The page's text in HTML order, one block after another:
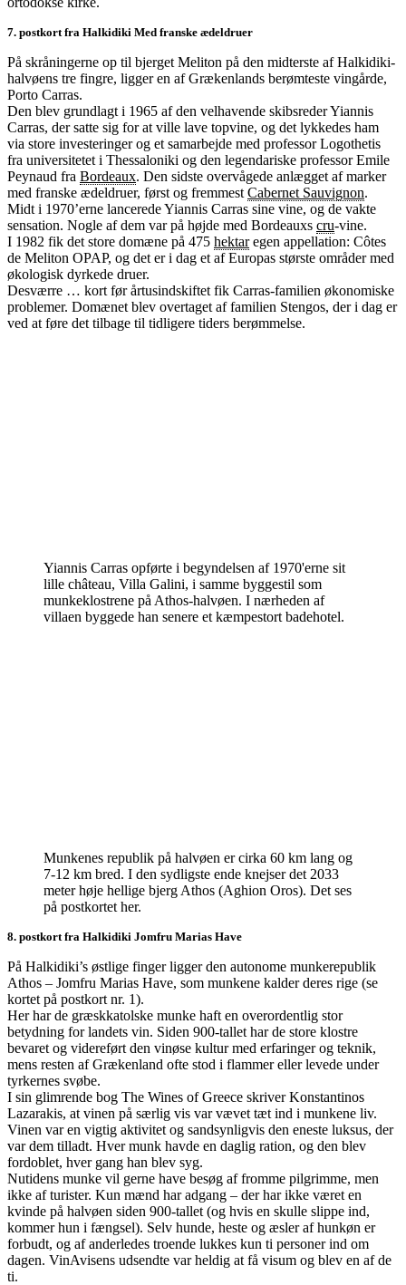
7. postkort fra Halkidiki Med franske ædeldruer
På skråningerne op til bjerget Meliton på den midterste af Halkidiki-
halvøens tre fingre, ligger en af Grækenlands berømteste vingårde,
Porto Carras.
Den blev grundlagt i 1965 af den velhavende skibsreder Yiannis
Carras, der satte sig for at ville lave topvine, og det lykkedes ham
via store investeringer og et samarbejde med professor Logothetis
fra universitetet i Thessaloniki og den legendariske professor Emile
Peynaud fra Bordeaux. Den sidste overvågede anlægget af marker
med franske ædeldruer, først og fremmest Cabernet Sauvignon.
Midt i 1970’erne lancerede Yiannis Carras sine vine, og de vakte
sensation. Nogle af dem var på højde med Bordeauxs cru-vine.
I 1982 fik det store domæne på 475 hektaregen appellation: Côtes
de Meliton OPAP, og det er i dag et af Europas største områder med
økologisk dyrkede druer.
Desværre … kort før årtusindskiftet fik Carras-familien økonomiske
problemer. Domænet blev overtaget af familien Stengos, der i dag er
ved at føre det tilbage til tidligere tiders berømmelse.
Yiannis Carras opførte i begyndelsen af 1970'erne sit
lille château, Villa Galini, i samme byggestil som
munkeklostrene på Athos-halvøen. I nærheden af
villaen byggede han senere et kæmpestort badehotel.
Munkenes republik på halvøen er cirka 60 km lang og
7-12 km bred. I den sydligste ende knejser det 2033
meter høje hellige bjerg Athos (Aghion Oros). Det ses
på postkortet her.
8. postkort fra Halkidiki Jomfru Marias Have
På Halkidiki’s østlige finger ligger den autonome munkerepublik
Athos – Jomfru Marias Have, som munkene kalder deres rige (se
kortet på postkort nr. 1).
Her har de græskkatolske munke haft en overordentlig stor
betydning for landets vin. Siden 900-tallet har de store klostre
bevaret og videreført den vinøse kultur med erfaringer og teknik,
mens resten af Grækenland ofte stod i flammer eller levede under
tyrkernes svøbe.
I sin glimrende bog The Wines of Greece skriver Konstantinos
Lazarakis, at vinen på særlig vis var vævet tæt ind i munkene liv.
Vinen var en vigtig aktivitet og sandsynligvis den eneste luksus, der
var dem tilladt. Hver munk havde en daglig ration, og den blev
fordoblet, hver gang han blev syg.
Nutidens munke vil gerne have besøg af fromme pilgrimme, men
ikke af turister. Kun mænd har adgang – der har ikke været en
kvinde på halvøen siden 900-tallet (og hvis en skulle slippe ind,
kommer hun i fængsel). Selv hunde, heste og æsler af hunkøn er
forbudt, og af anderledes troende lukkes kun ti personer ind om
dagen. VinAvisens udsendte var heldig at få visum og blev en af de
ti.